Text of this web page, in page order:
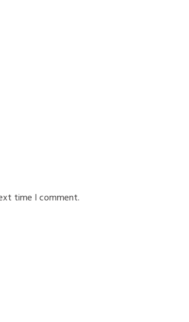
time I comment.